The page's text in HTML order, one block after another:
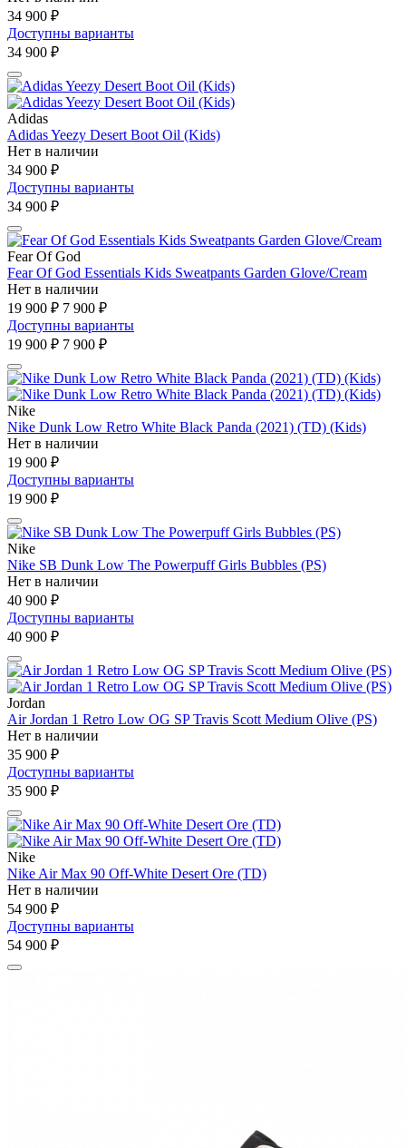
34 900 ₽
Доступны варианты
34 900 ₽
Adidas
Adidas Yeezy Desert Boot Oil (Kids)
Нет в наличии
34 900 ₽
Доступны варианты
34 900 ₽
Fear Of God
Fear Of God Essentials Kids Sweatpants Garden Glove/Cream
Нет в наличии
19 900 ₽ 7 900 ₽
Доступны варианты
19 900 ₽ 7 900 ₽
Nike
Nike Dunk Low Retro White Black Panda (2021) (TD) (Kids)
Нет в наличии
19 900 ₽
Доступны варианты
19 900 ₽
Nike
Nike SB Dunk Low The Powerpuff Girls Bubbles (PS)
Нет в наличии
40 900 ₽
Доступны варианты
40 900 ₽
Jordan
Air Jordan 1 Retro Low OG SP Travis Scott Medium Olive (PS)
Нет в наличии
35 900 ₽
Доступны варианты
35 900 ₽
Nike
Nike Air Max 90 Off-White Desert Ore (TD)
Нет в наличии
54 900 ₽
Доступны варианты
54 900 ₽